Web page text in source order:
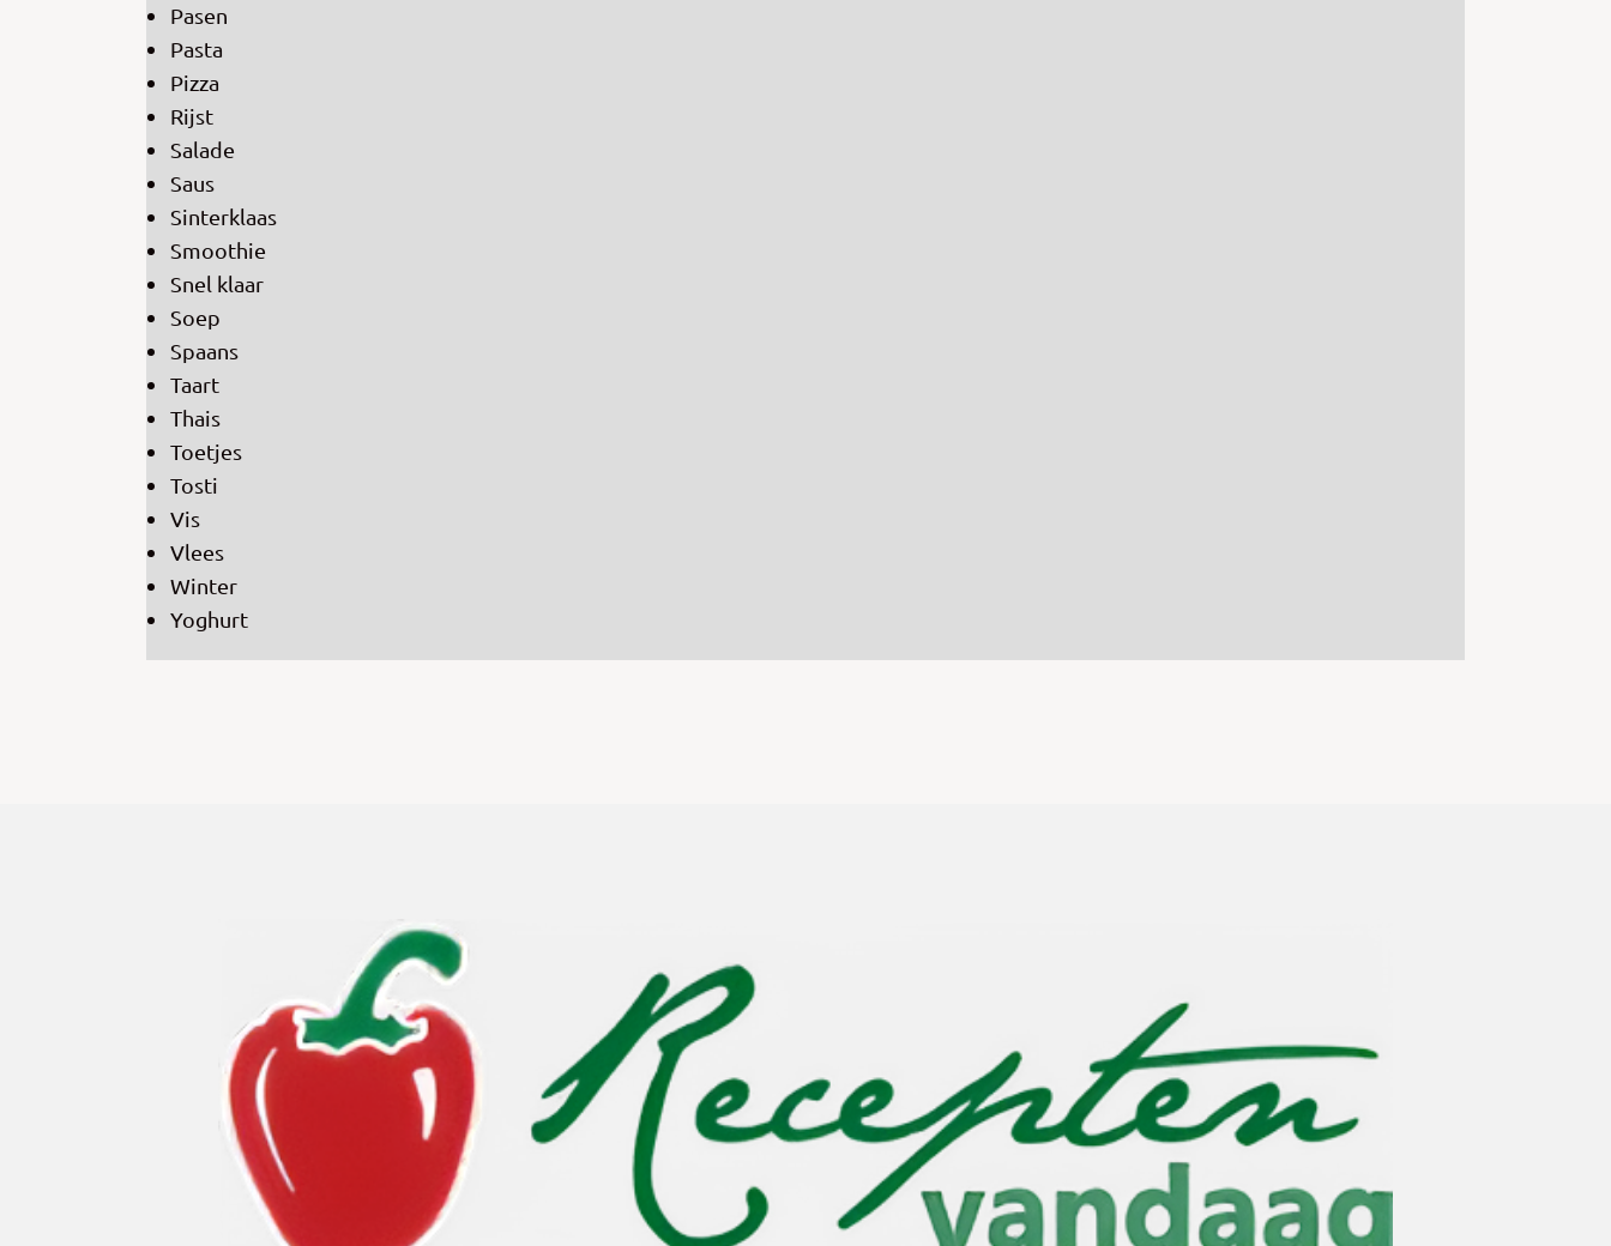
Pasen
Pasta
Pizza
Rijst
Salade
Saus
Sinterklaas
Smoothie
Snel klaar
Soep
Spaans
Taart
Thais
Toetjes
Tosti
Vis
Vlees
Winter
Yoghurt